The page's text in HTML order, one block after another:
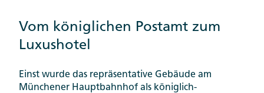
Vom königlichen Postamt zum
Luxushotel
Einst wurde das repräsentative Gebäude am
Münchener Hauptbahnhof als königlich-